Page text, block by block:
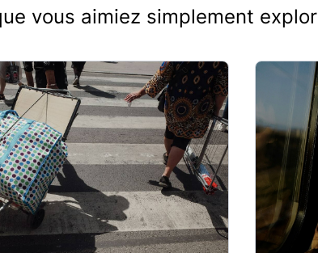
vous aimiez simplement